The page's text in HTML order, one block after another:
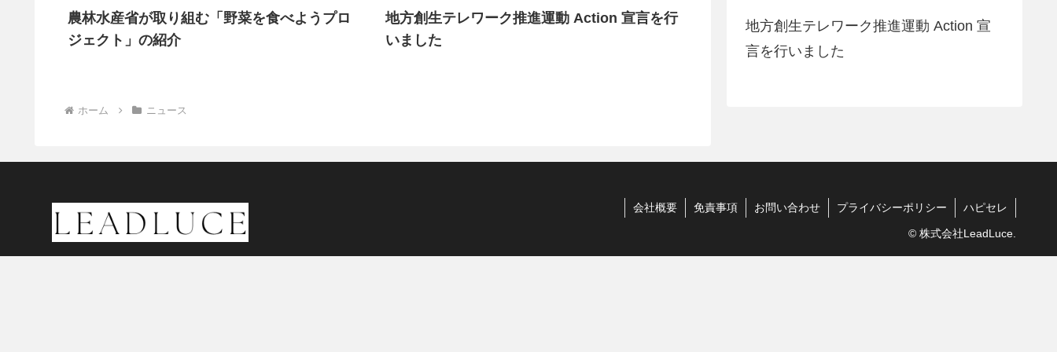
農林水産省が取り組む「野菜を食べようプロ
ジェクト」の紹介
地方創生テレワーク推進運動 Action 宣言を行
いました
ホーム ニュース
地方創生テレワーク推進運動 Action 宣
言を行いました
会社概要 免責事項 お問い合わせ プライバシーポリシー ハピセレ
© 株式会社LeadLuce.